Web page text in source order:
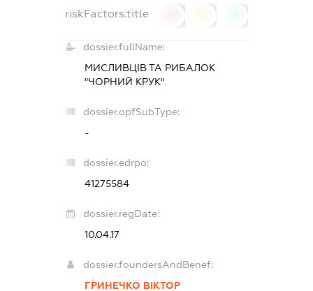
riskFactors.title
dossier.fullName:
МИСЛИВЦІВ ТА РИБАЛОК
"ЧОРНИЙ КРУК"
dossier.opfSubType:
-
dossier.edrpo:
41275584
dossier.regDate:
10.04.17
dossier.foundersAndBenef:
ГРИНЕЧКО ВІКТОР